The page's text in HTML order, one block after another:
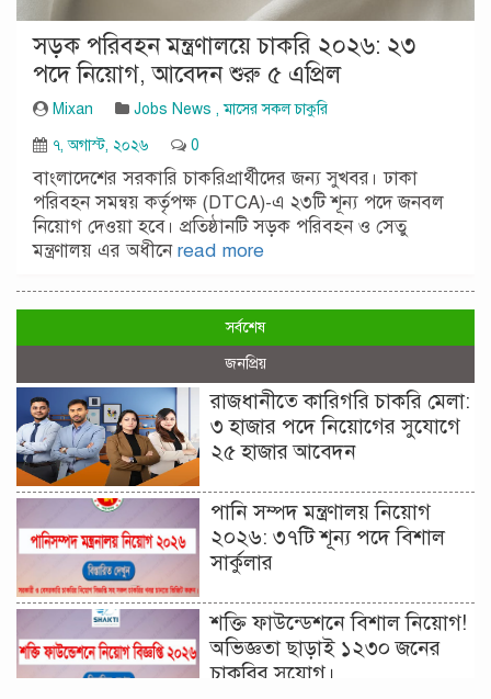
সড়ক পরিবহন মন্ত্রণালয়ে চাকরি ২০২৬: ২৩
পদে নিয়োগ, আবেদন শুরু ৫ এপ্রিল
Mixan Jobs News ,মাসের সকল চাকুরি
৭, অগাস্ট, ২০২৬
0
বাংলাদেশের সরকারি চাকরিপ্রার্থীদের জন্য সুখবর। ঢাকা
পরিবহন সমন্বয় কর্তৃপক্ষ (DTCA)-এ ২৩টি শূন্য পদে জনবল
নিয়োগ দেওয়া হবে। প্রতিষ্ঠানটি সড়ক পরিবহন ও সেতু
মন্ত্রণালয় এর অধীনেread more
সর্বশেষ
জনপ্রিয়
রাজধানীতে কারিগরি চাকরি মেলা:
৩ হাজার পদে নিয়োগের সুযোগে
২৫ হাজার আবেদন
পানি সম্পদ মন্ত্রণালয় নিয়োগ
২০২৬: ৩৭টি শূন্য পদে বিশাল
সার্কুলার
শক্তি ফাউন্ডেশনে বিশাল নিয়োগ!
অভিজ্ঞতা ছাড়াই ১২৩০ জনের
চাকরির সুযোগ।